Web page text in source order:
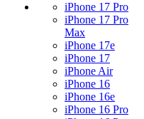
iPhone 17 Pro
iPhone 17 Pro
Max
iPhone 17e
iPhone 17
iPhone Air
iPhone 16
iPhone 16e
iPhone 16 Pro